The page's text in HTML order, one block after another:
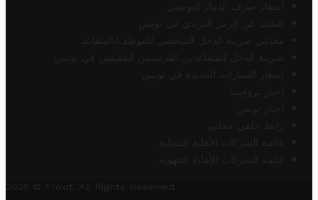
أسعار صرف الدينار التونسي
البحث عن الرمز البريدي في تونس
محاكي ضريبة الدخل الشخصي للموظف/المتقاعد
ضريبة الدخل للمتقاعدين الفرنسيين المقيمين في تونس
أسعار السيارات الجديدة في تونس
أخبار تروفيت
أخبار تونس
رابط خلفي مجاني
قائمة الشركات الأهلية المحلية
قائمة الشركات الأهلية الجهوية
2025 © Trovit. All Rights Reserved.